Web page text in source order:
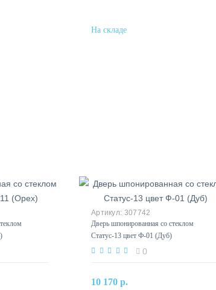
307742
Дверь шпонированная со стеклом
Статус-13 цвет Ф-01 (Дуб)
0
10 170 р.В корзину